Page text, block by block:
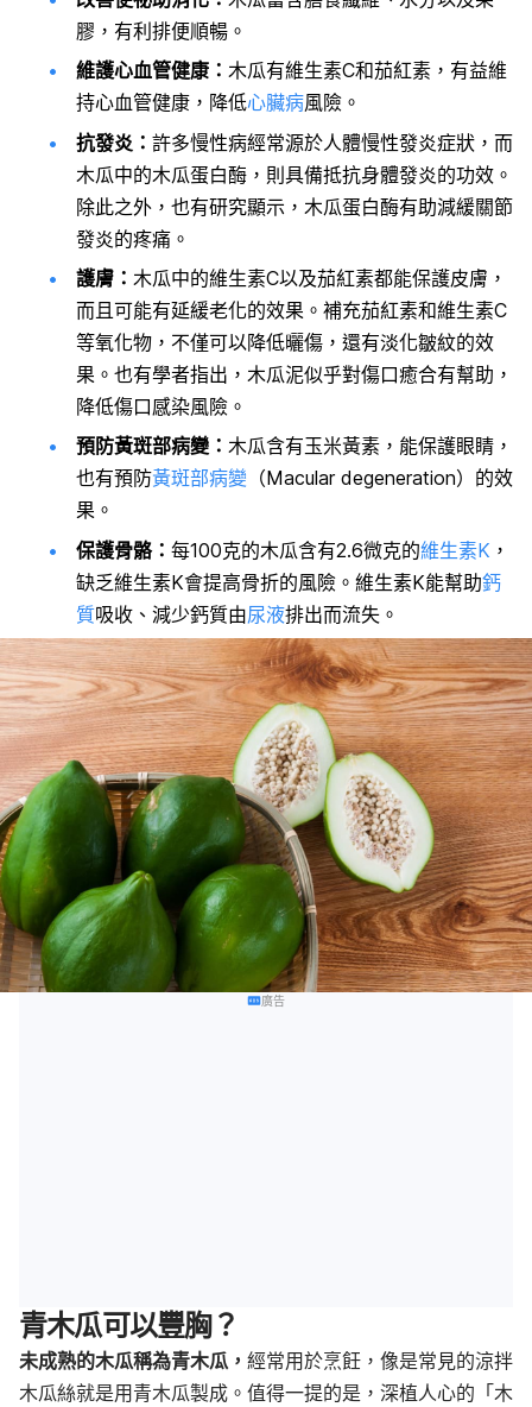
膠，有利排便順暢。
維護心血管健康： 木瓜有維生素C和茄紅素，有益維
持心血管健康，降低心臟病風險。
抗發炎： 許多慢性病經常源於人體慢性發炎症狀，而
木瓜中的木瓜蛋白酶，則具備抵抗身體發炎的功效。
除此之外，也有研究顯示，木瓜蛋白酶有助減緩關節
發炎的疼痛。
護膚： 木瓜中的維生素C以及茄紅素都能保護皮膚，
而且可能有延緩老化的效果。補充茄紅素和維生素C
等氧化物，不僅可以降低曬傷，還有淡化皺紋的效
果。也有學者指出，木瓜泥似乎對傷口癒合有幫助，
降低傷口感染風險。
預防黃斑部病變： 木瓜含有玉米黃素，能保護眼睛，
也有預防黃斑部病變 （Macular degeneration）的效
果。
保護骨骼： 每100克的木瓜含有2.6微克的維生素K ，
缺乏維生素K會提高骨折的風險。維生素K能幫助鈣
質吸收、減少鈣質由尿液排出而流失。
廣告
青木瓜可以豐胸？
未成熟的木瓜稱為青木瓜， 經常用於烹飪，像是常見的涼拌
木瓜絲就是用青木瓜製成。值得一提的是，深植人心的「木